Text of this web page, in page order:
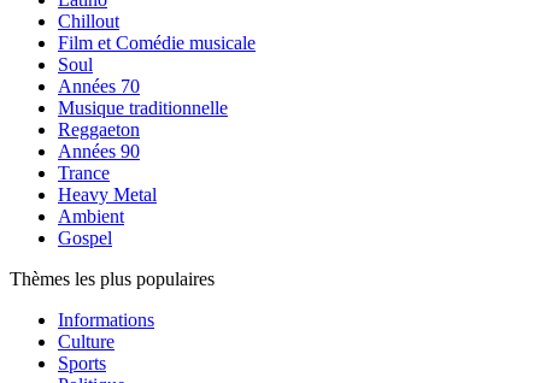
Chillout
Film et Comédie musicale
Soul
Années 70
Musique traditionnelle
Reggaeton
Années 90
Trance
Heavy Metal
Ambient
Gospel
Thèmes les plus populaires
Informations
Culture
Sports